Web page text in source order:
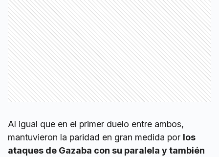
Al igual que en el primer duelo entre ambos,
mantuvieron la paridad en gran medida por los
ataques de Gazaba con su paralela y también